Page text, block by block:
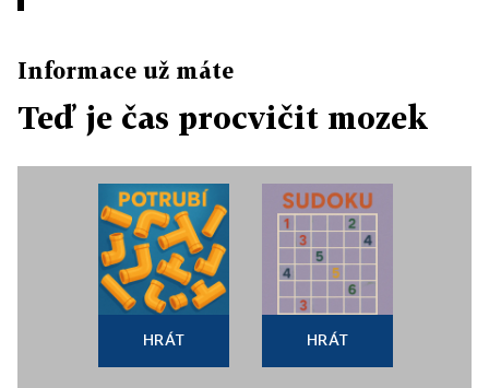
Informace už máte
Teď je čas procvičit mozek
HRÁT HRÁT